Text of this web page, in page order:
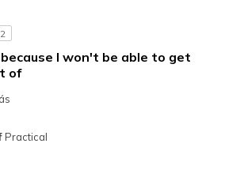
Shoes are for Wearing
2
I won't be able to get
of
Practical